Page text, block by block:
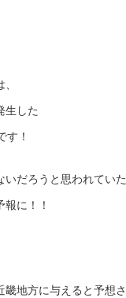
生した
す！
だろうと思われていた
報に！！
畿地方に与えると予想